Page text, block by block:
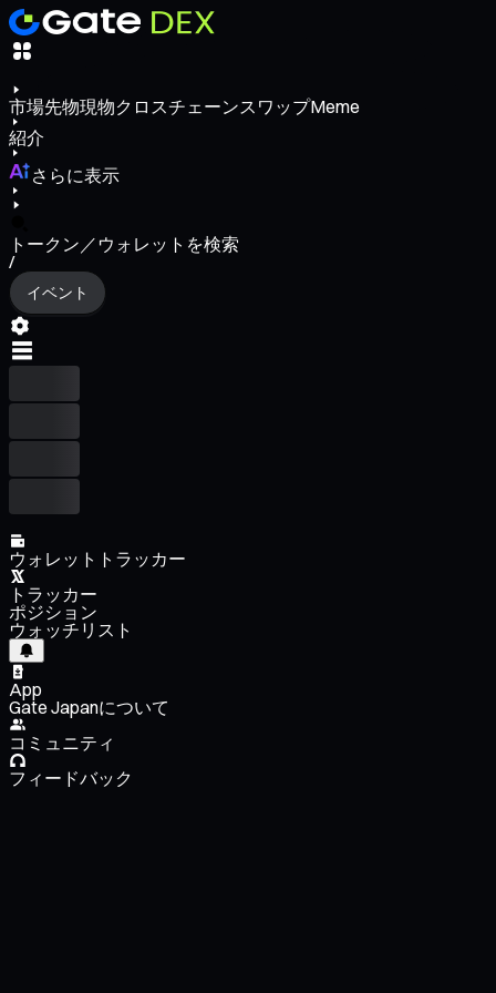
市場先物現物クロスチェーンスワップMeme
紹介
さらに表示
トークン／ウォレットを検索
/
イベント
ウォレットトラッカー
トラッカー
ポジション
ウォッチリスト
App
Gate Japanについて
コミュニティ
フィードバック